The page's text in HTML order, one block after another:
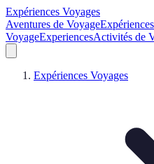
Expériences Voyages
Aventures de Voyage
VoyageExperiencesActivités de
Expériences Voyages